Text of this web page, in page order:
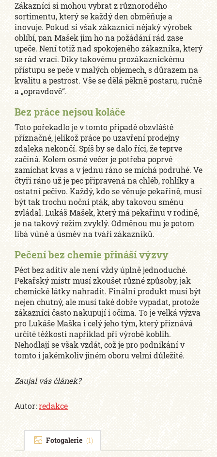
Zákazníci si mohou vybrat z různorodého
sortimentu, který se každý den obměňuje a
inovuje. Pokud si však zákazníci nějaký výrobek
oblíbí, pan Mašek jim ho na požádání rád zase
upeče. Není totiž nad spokojeného zákazníka, který
se rád vrací. Díky takovému prozákaznickému
přístupu se peče v malých objemech, s důrazem na
kvalitu a pestrost. Vše se dělá pěkně postaru, ručně
a „opravdově“.
Bez práce nejsou koláče
Toto pořekadlo je v tomto případě obzvláště
příznačné, jelikož práce po uzavření prodejny
zdaleka nekončí. Spíš by se dalo říci, že teprve
začíná. Kolem osmé večer je potřeba poprvé
zamíchat kvas a v jednu ráno se míchá podruhé. Ve
čtyři ráno už je pec připravená na chléb, rohlíky a
ostatní pečivo. Každý, kdo se věnuje pekařině, musí
být tak trochu noční pták, aby takovou směnu
zvládal. Lukáš Mašek, který má pekařinu v rodině,
je na takový režim zvyklý. Odměnou mu je potom
libá vůně a úsměv na tváři zákazníků.
Pečení bez chemie přináší výzvy
Péct bez aditiv ale není vždy úplně jednoduché.
Pekařský mistr musí zkoušet různé způsoby, jak
chemické látky nahradit. Finální produkt musí být
nejen chutný, ale musí také dobře vypadat, protože
zákazníci často nakupují i očima. To je velká výzva
pro Lukáše Maška i celý jeho tým, který přiznává
určité těžkosti například při výrobě koblih.
Nehodlají se však vzdát, což je pro podnikání v
tomto i jakémkoliv jiném oboru velmi důležité.
Zaujal vás článek?
Autor:redakce
Fotogalerie (1)